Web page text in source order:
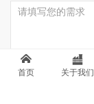
首页 关于我们